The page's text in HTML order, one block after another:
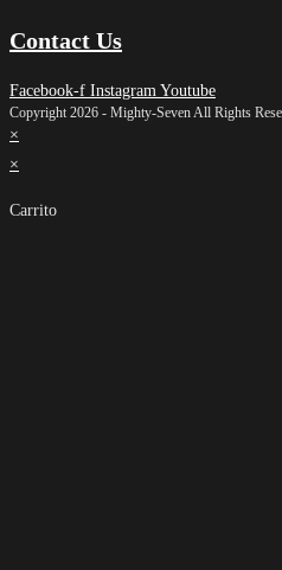
Contact Us
Facebook-f Instagram Youtube
Copyright 2026 - Mighty-Seven All Rights
×
×
Carrito